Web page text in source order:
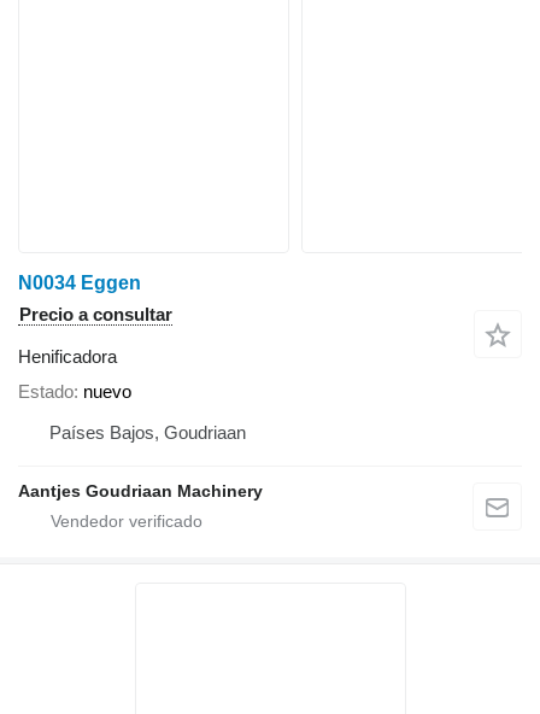
N0034 Eggen
Precio a consultar
Henificadora
Estado nuevo
Países Bajos, Goudriaan
Aantjes Goudriaan Machinery